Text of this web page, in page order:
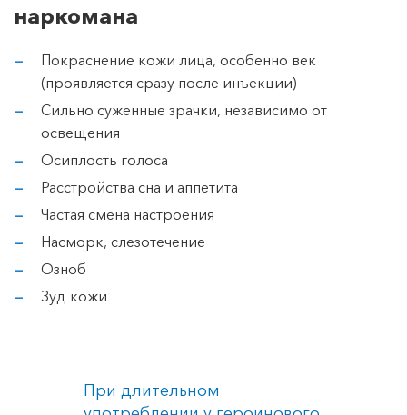
наркомана
Покраснение кожи лица, особенно век
(проявляется сразу после инъекции)
Сильно суженные зрачки, независимо от
освещения
Осиплость голоса
Расстройства сна и аппетита
Частая смена настроения
Насморк, слезотечение
Озноб
Зуд кожи
При длительном